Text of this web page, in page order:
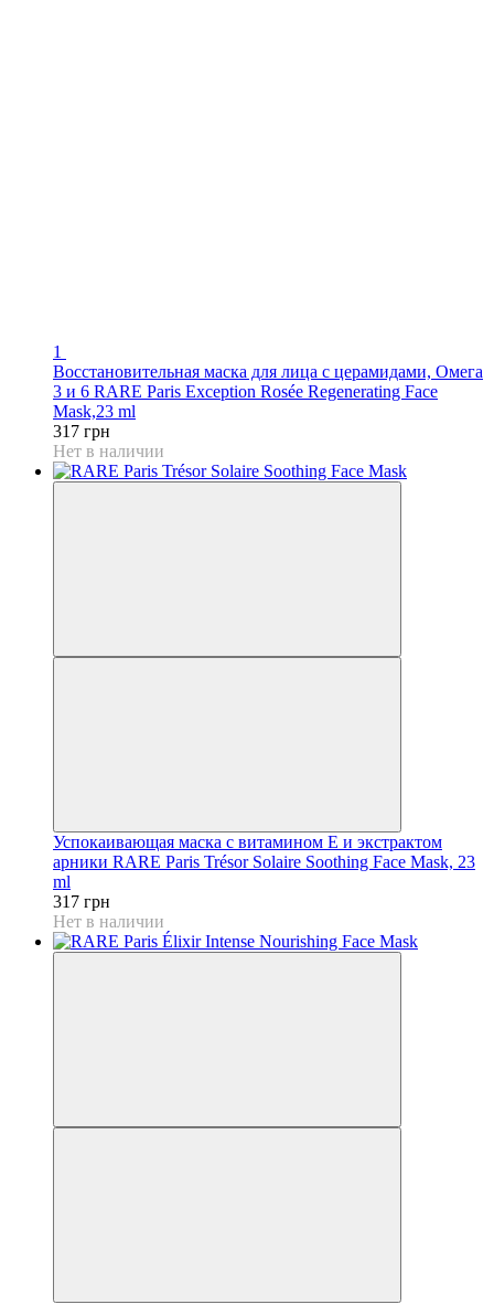
1
Восстановительная маска для лица с церамидами, Омега
3 и 6 RARE Paris Exception Rosée Regenerating Face
Mask,23 ml
317 грн
Нет в наличии
Успокаивающая маска с витамином Е и экстрактом
арники RARE Paris Trésor Solaire Soothing Face Mask, 23
ml
317 грн
Нет в наличии